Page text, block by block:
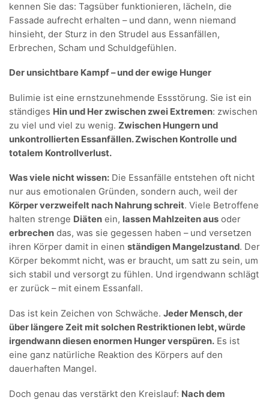
kennen Sie das: Tagsüber funktionieren, lächeln, die
Fassade aufrecht erhalten – und dann, wenn niemand
hinsieht, der Sturz in den Strudel aus Essanfällen,
Erbrechen, Scham und Schuldgefühlen.
Der unsichtbare Kampf – und der ewige Hunger
Bulimie ist eine ernstzunehmende Essstörung. Sie ist ein
ständiges Hin und Her zwischen zwei Extremen: zwischen
zu viel und viel zu wenig. Zwischen Hungern und
unkontrollierten Essanfällen. Zwischen Kontrolle und
totalem Kontrollverlust.
Was viele nicht wissen: Die Essanfälle entstehen oft nicht
nur aus emotionalen Gründen, sondern auch, weil der
Körper verzweifelt nach Nahrung schreit. Viele Betroffene
halten strenge Diäten ein, lassen Mahlzeiten aus oder
erbrechen das, was sie gegessen haben – und versetzen
ihren Körper damit in einen ständigen Mangelzustand. Der
Körper bekommt nicht, was er braucht, um satt zu sein, um
sich stabil und versorgt zu fühlen. Und irgendwann schlägt
er zurück – mit einem Essanfall.
Das ist kein Zeichen von Schwäche. Jeder Mensch, der
über längere Zeit mit solchen Restriktionen lebt, würde
irgendwann diesen enormen Hunger verspüren. Es ist
eine ganz natürliche Reaktion des Körpers auf den
dauerhaften Mangel.
Doch genau das verstärkt den Kreislauf: Nach dem